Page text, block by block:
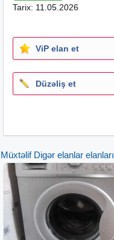
Tarix: 11.05.2026
ViP elan et
Düzəliş et
Müxtəlif Digər elanlar elanları